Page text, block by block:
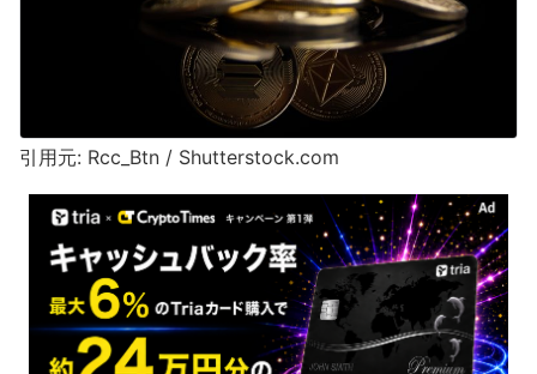
引用元: Rcc_Btn / Shutterstock.com